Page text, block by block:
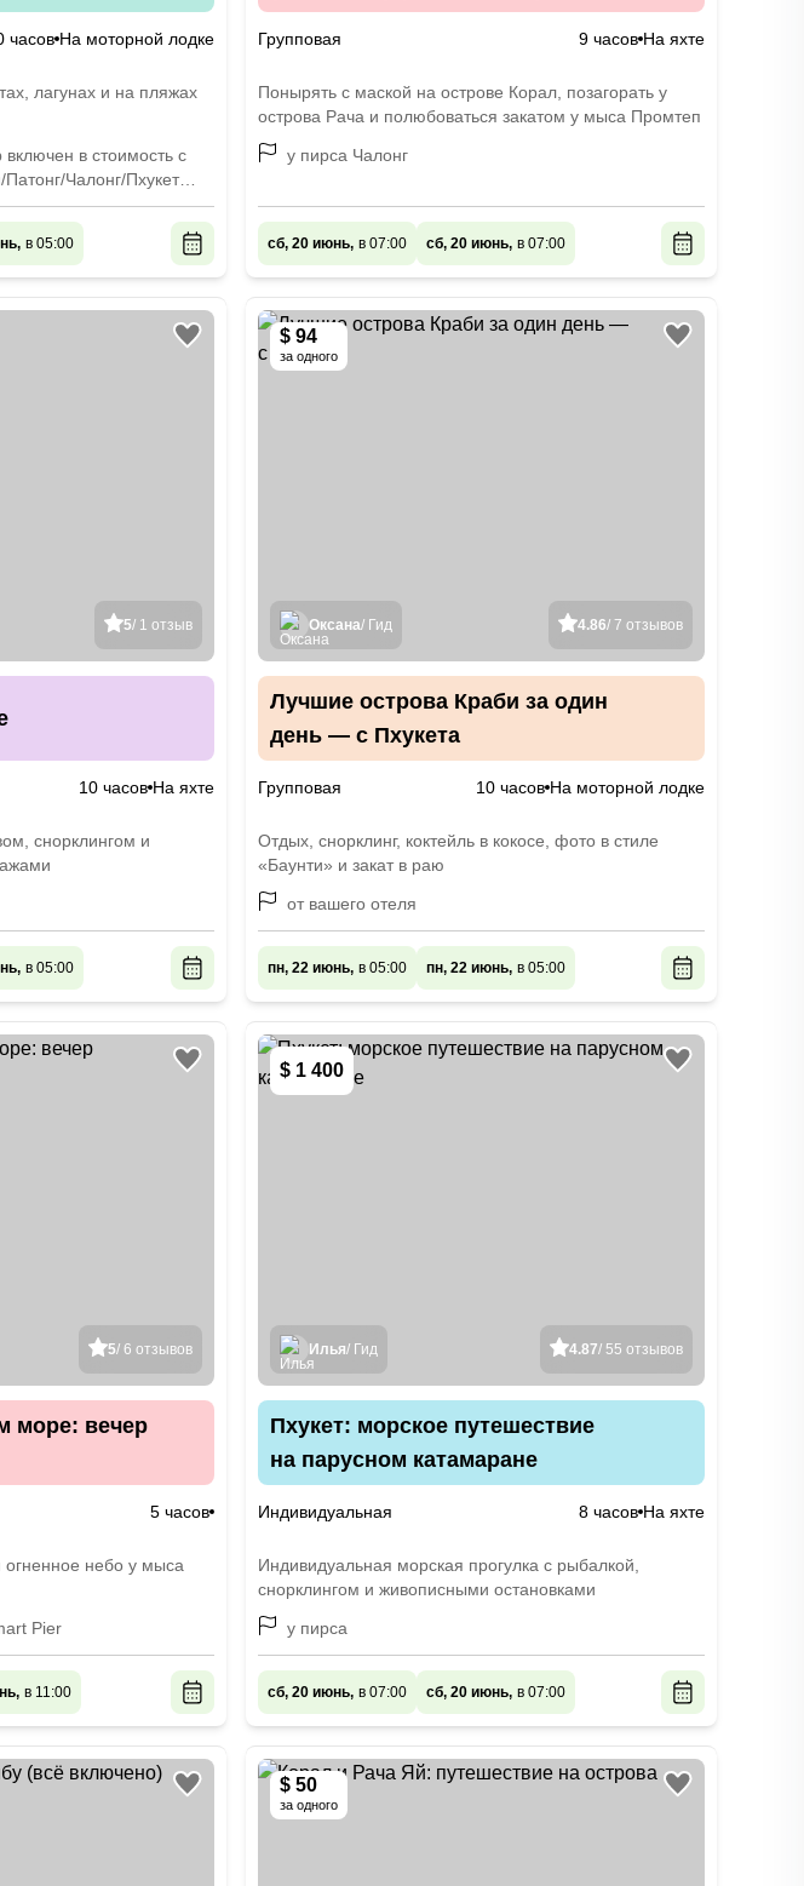
часов На моторной лодке
лагунах и на пляжах
в стоимость с
Чалонг/Пхукет
с других пляжей
стоимость сможет
ваш отель.
в 05:00
Групповая 9 часов На яхте
Понырять с маской на острове Корал, позагорать у
острова Рача и полюбоваться закатом у мыса Промтеп
у пирса Чалонг
сб, 20 июнь, в 07:00 сб, 20 июнь, в 07:00
5/ 1 отзыв
10 часов На яхте
снорклингом и
в 05:00
$ 94
за одного
4.86/ 7 отзывов
Оксана/ Гид
Лучшие острова Краби за один
день — с Пхукета
Групповая 10 часов На моторной лодке
Отдых, снорклинг, коктейль в кокосе, фото в стиле
«Баунти» и закат в раю
от вашего отеля
пн, 22 июнь, в 05:00 пн, 22 июнь, в 05:00
5/ 6 отзывов
море: вечер
5 часов
огненное небо у мыса
Pier
в 11:00
$ 1 400
4.87/ 55 отзывов
Илья/ Гид
Пхукет: морское путешествие
на парусном катамаране
Индивидуальная 8 часов На яхте
Индивидуальная морская прогулка с рыбалкой,
снорклингом и живописными остановками
у пирса
сб, 20 июнь, в 07:00 сб, 20 июнь, в 07:00
$ 50
за одного